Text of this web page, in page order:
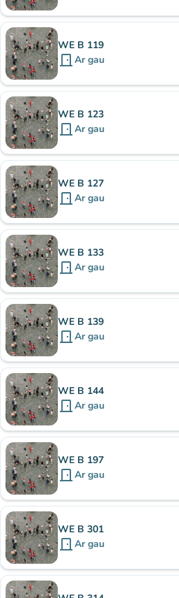
WE B 119
door_front Ar gau
WE B 123
door_front Ar gau
WE B 127
door_front Ar gau
WE B 133
door_front Ar gau
WE B 139
door_front Ar gau
WE B 144
door_front Ar gau
WE B 197
door_front Ar gau
WE B 301
door_front Ar gau